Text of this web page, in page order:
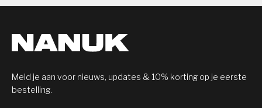
Meld je aan voor nieuws, updates & 10% korting op je eerste
bestelling.